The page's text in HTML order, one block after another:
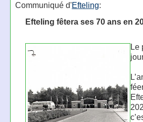
Communiqué d'Efteling:
Efteling fêtera ses 70 ans en
Le